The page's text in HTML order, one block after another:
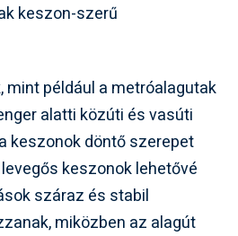
keszon-szerű
, mint például a metróalagutak
alatti közúti és vasúti
keszonok döntő szerepet
keszonok lehetővé
száraz és stabil
miközben az alagút